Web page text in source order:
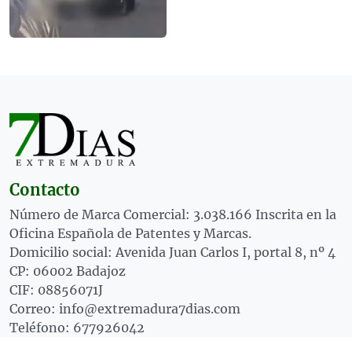
Contacto
Número de Marca Comercial: 3.038.166 Inscrita en la
Oficina Española de Patentes y Marcas.
Domicilio social: Avenida Juan Carlos I, portal 8, nº 4
CP: 06002 Badajoz
CIF: 08856071J
Correo: info@extremadura7dias.com
Teléfono: 677926042